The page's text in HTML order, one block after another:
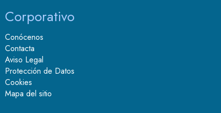
Corporativo
Conócenos
Contacta
Aviso Legal
Protección de Datos
Cookies
Mapa del sitio